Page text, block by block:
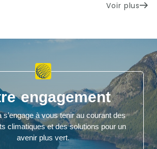
Voir plus
engagement
s’engage à vous tenir au courant des
climatiques et des solutions pour un
avenir plus vert.